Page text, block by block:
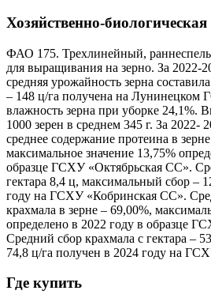
Хозяйственно-
ФАО 175. Трехлинейный,
для выращивания на зерно. За 2022-
средняя урожайность зерна
– 148 ц/га получена на Лунинецком
влажность зерна при уборке 24,1%.
1000 зерен в среднем 345 г. За 2022-
среднее содержание протеина в
максимальное значение 13,75%
образце ГСХУ «Октябрьская СС».
гектара 8,4 ц, максимальный сбор –
году на ГСХУ «Кобринская СС».
крахмала в зерне – 69,00%,
определено в 2022 году в образце
Средний сбор крахмала с гектара –
74,8 ц/га получен в 2024 году на
Где купить